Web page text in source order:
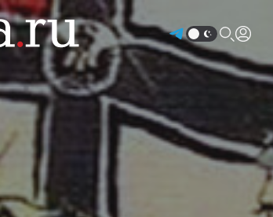
Авторизоваться